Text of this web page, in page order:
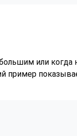
или когда
пример